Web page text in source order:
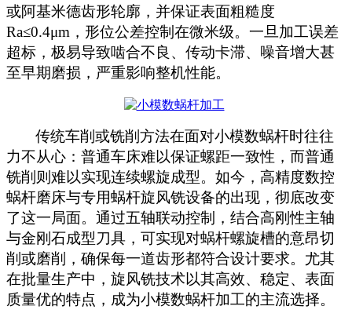
或阿基米德齿形轮廓，并保证表面粗糙度
Ra≤0.4μm，形位公差控制在微米级。一旦加工误差
超标，极易导致啮合不良、传动卡滞、噪音增大甚
至早期磨损，严重影响整机性能。
传统车削或铣削方法在面对小模数蜗杆时往往
力不从心：普通车床难以保证螺距一致性，而普通
铣削则难以实现连续螺旋成型。如今，高精度数控
蜗杆磨床与专用蜗杆旋风铣设备的出现，彻底改变
了这一局面。通过五轴联动控制，结合高刚性主轴
与金刚石成型刀具，可实现对蜗杆螺旋槽的意昂切
削或磨削，确保每一道齿形都符合设计要求。尤其
在批量生产中，旋风铣技术以其高效、稳定、表面
质量优的特点，成为小模数蜗杆加工的主流选择。